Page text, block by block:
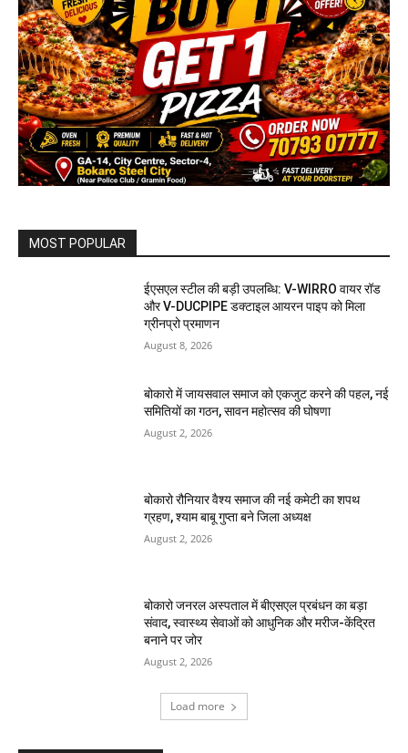
MOST POPULAR
ईएसएल स्टील की बड़ी उपलब्धि: V-WIRRO वायर रॉड
और V-DUCPIPE डक्टाइल आयरन पाइप को मिला
ग्रीनप्रो प्रमाणन
August 8, 2026
बोकारो में जायसवाल समाज को एकजुट करने की पहल, नई
समितियों का गठन, सावन महोत्सव की घोषणा
August 2, 2026
बोकारो रौनियार वैश्य समाज की नई कमेटी का शपथ
ग्रहण, श्याम बाबू गुप्ता बने जिला अध्यक्ष
August 2, 2026
बोकारो जनरल अस्पताल में बीएसएल प्रबंधन का बड़ा
संवाद, स्वास्थ्य सेवाओं को आधुनिक और मरीज-केंद्रित
बनाने पर जोर
August 2, 2026
Load more